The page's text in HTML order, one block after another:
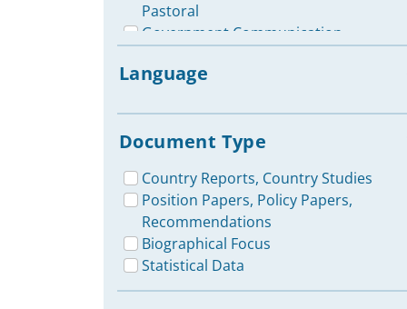
Pastoral
Government Communication
COVID-19 Pandemic: Effects on
Communication
Media Landscapes, Media
General
Politics
Democracy / Democratization and
Media
Research in Media &
Communication
Language
Document Type
Country Reports, Country Studies
Position Papers, Policy Papers,
Recommendations
Biographical Focus
Statistical Data